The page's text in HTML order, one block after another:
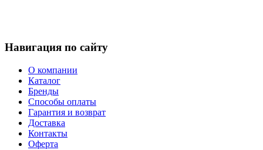
Навигация по сайту
О компании
Каталог
Бренды
Способы оплаты
Гарантия и возврат
Доставка
Контакты
Оферта